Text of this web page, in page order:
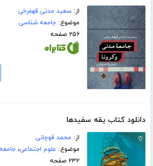
از:سعید مدنی قهفرخی
موضوع:جامعه شناسی
۲۵۶ صفحه
دانلود کتاب یقه سفیدها
از: محمد قوچانی
موضوع: علوم اجتماعی،
۲۳۲ صفحه